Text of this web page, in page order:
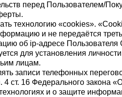
перед Пользователем/
технологию «cookies».
и не передаётся
об ip-адресе Пользователя
для установления личности
лицам.
записи телефонных
4 ст. 16 Федерального закона
и о защите